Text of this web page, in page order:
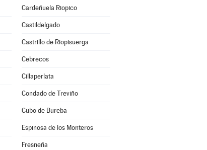
Cardeñuela Riopico
Castildelgado
Castrillo de Riopisuerga
Cebrecos
Cillaperlata
Condado de Treviño
Cubo de Bureba
Espinosa de los Monteros
Fresneña